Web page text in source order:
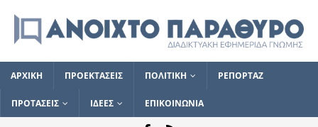
ΑΡΧΙΚΗ ΠΡΟΕΚΤΑΣΕΙΣ ΠΟΛΙΤΙΚΗ ΡΕΠΟΡΤΑΖ
ΠΡΟΤΑΣΕΙΣ ΙΔΕΕΣ ΕΠΙΚΟΙΝΩΝΙΑ